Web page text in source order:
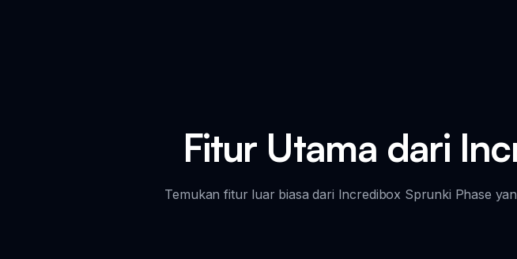
Fitur Utama dari
Temukan fitur luar biasa dari Incredibox Sprunki Phase